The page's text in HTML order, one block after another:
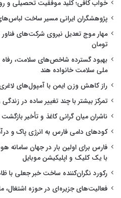
خواب کافی؛ کلید موفقیت تحصیلی و
پژوهشگران ایرانی مسیر ساخت
تومان
بهبود گسترده شاخص‌های سلامت، رفاه
ملی سلامت خانواده هند
راز کاهش وزن ایمن با آمپول‌های
تمرکز بیشتر با چند تغییر ساده در زندگی
ناشران میان گرانی کاغذ و تأخیر بازگشت
کودهای دامی فارس به انرژی پاک و
فارس برای اولین بار در جهان سامانه
با یک کلیک و اپلیکیشن موبایل
رکورد نگران‌کننده ساخت خبر جعلی
فعالیت‌های جزیره‌ای در حوزه